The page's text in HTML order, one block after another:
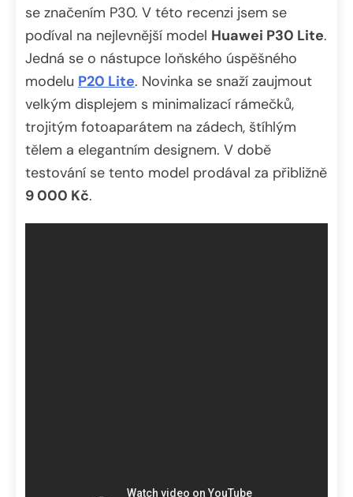
se značením P30. V této recenzi jsem se
podíval na nejlevnější model Huawei P30 Lite.
Jedná se o nástupce loňského úspěšného
modelu P20 Lite. Novinka se snaží zaujmout
velkým displejem s minimalizací rámečků,
trojitým fotoaparátem na zádech, štíhlým
tělem a elegantním designem. V době
testování se tento model prodával za přibližně
9 000 Kč.